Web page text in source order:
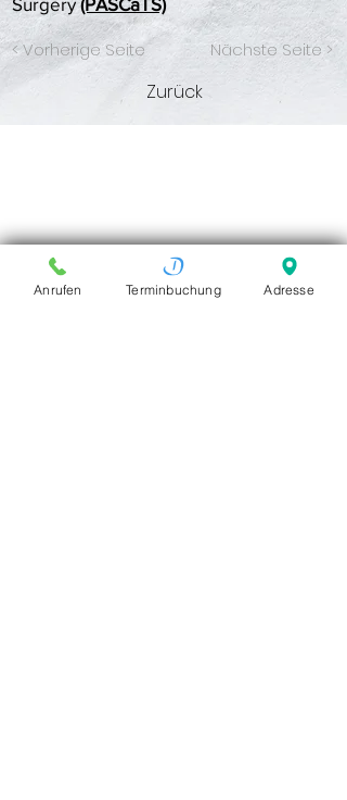
< Vorherige Seite Nächste Seite >
Zurück
Anrufen Terminbuchung Adresse